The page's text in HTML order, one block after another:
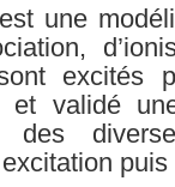
une
excités
et validé
des